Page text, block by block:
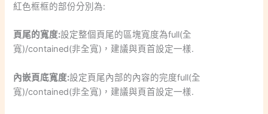
紅色框框的部份分別為:
頁尾的寬度:設定整個頁尾的區塊寬度為full(全
寬)/contained(非全寬)，建議與頁首設定一樣.
內嵌頁底寬度:設定頁尾內部的內容的完度full(全
寬)/contained(非全寬)，建議與頁首設定一樣.